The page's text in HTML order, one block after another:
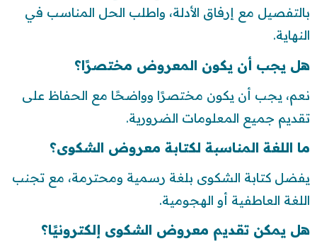
بالتفصيل مع إرفاق الأدلة، واطلب الحل المناسب في
النهاية.
هل يجب أن يكون المعروض مختصرًا؟
نعم، يجب أن يكون مختصرًا وواضحًا مع الحفاظ على
تقديم جميع المعلومات الضرورية.
ما اللغة المناسبة لكتابة معروض الشكوى؟
يفضل كتابة الشكوى بلغة رسمية ومحترمة، مع تجنب
اللغة العاطفية أو الهجومية.
هل يمكن تقديم معروض الشكوى إلكترونيًا؟